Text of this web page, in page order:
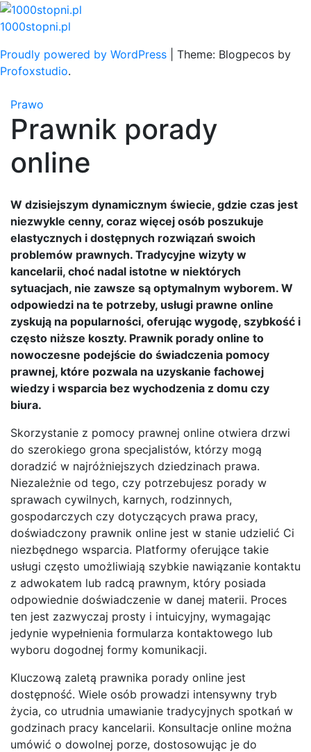
Skip
to
1000stopni.pl
Proudly powered by WordPress
Theme: Blogpecos by
Profoxstudio.
Prawo
Prawnik porady
online
W dzisiejszym dynamicznym świecie, gdzie czas jest
niezwykle cenny, coraz więcej osób poszukuje
elastycznych i dostępnych rozwiązań swoich
problemów prawnych. Tradycyjne wizyty w
kancelarii, choć nadal istotne w niektórych
sytuacjach, nie zawsze są optymalnym wyborem. W
odpowiedzi na te potrzeby, usługi prawne online
zyskują na popularności, oferując wygodę, szybkość i
często niższe koszty. Prawnik porady online to
nowoczesne podejście do świadczenia pomocy
prawnej, które pozwala na uzyskanie fachowej
wiedzy i wsparcia bez wychodzenia z domu czy
biura.
Skorzystanie z pomocy prawnej online otwiera drzwi
do szerokiego grona specjalistów, którzy mogą
doradzić w najróżniejszych dziedzinach prawa.
Niezależnie od tego, czy potrzebujesz porady w
sprawach cywilnych, karnych, rodzinnych,
gospodarczych czy dotyczących prawa pracy,
doświadczony prawnik online jest w stanie udzielić Ci
niezbędnego wsparcia. Platformy oferujące takie
usługi często umożliwiają szybkie nawiązanie kontaktu
z adwokatem lub radcą prawnym, który posiada
odpowiednie doświadczenie w danej materii. Proces
ten jest zazwyczaj prosty i intuicyjny, wymagając
jedynie wypełnienia formularza kontaktowego lub
wyboru dogodnej formy komunikacji.
Kluczową zaletą prawnika porady online jest
dostępność. Wiele osób prowadzi intensywny tryb
życia, co utrudnia umawianie tradycyjnych spotkań w
godzinach pracy kancelarii. Konsultacje online można
umówić o dowolnej porze, dostosowując je do